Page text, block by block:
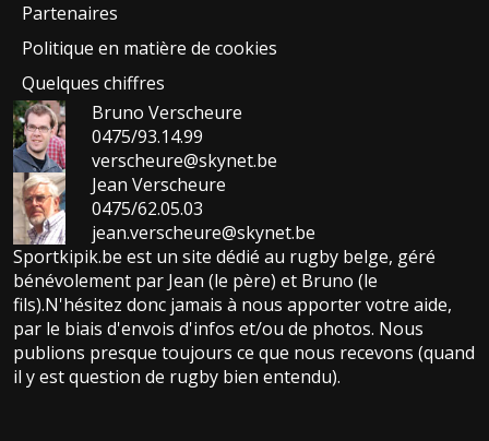
Partenaires
Politique en matière de cookies
Quelques chiffres
Bruno Verscheure
0475/93.14.99
verscheure@skynet.be
Jean Verscheure
0475/62.05.03
jean.verscheure@skynet.be
Sportkipik.be est un site dédié au rugby belge, géré
bénévolement par Jean (le père) et Bruno (le
fils).N'hésitez donc jamais à nous apporter votre aide,
par le biais d'envois d'infos et/ou de photos. Nous
publions presque toujours ce que nous recevons (quand
il y est question de rugby bien entendu).